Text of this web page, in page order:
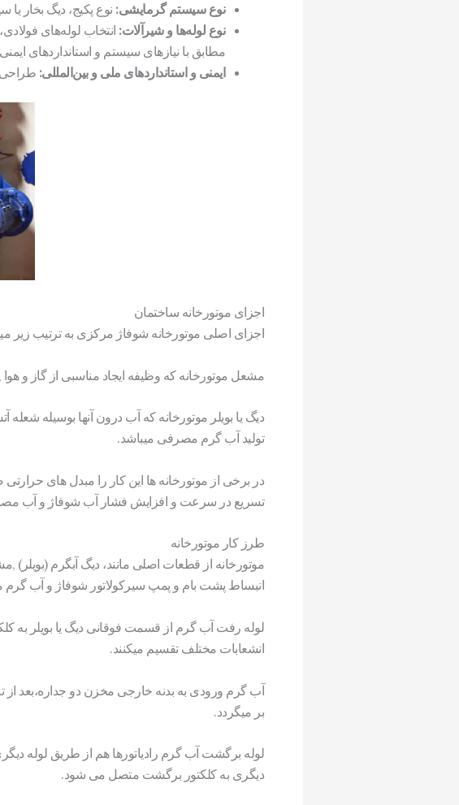
نوع سیستم گرمایشی: نوع پکیج، دیگ بخار
نوع لوله‌ها و شیرآلات: انتخاب لوله‌های
مطابق با نیازهای سیستم و استانداردهای
ایمنی و استانداردهای ملی و بین‌المللی: طراحی
اجزای موتورخانه ساختمان
اجزای اصلی موتورخانه شوفاژ مرکزی به ترتیب زیر
مشعل موتورخانه که وظیفه ایجاد مناسبی از گاز و هوا
دیگ یا بویلر موتورخانه که آب درون آنها بوسیله
تولید آب گرم مصرفی میباشد.
در برخی از موتورخانه ها این کار را مبدل های حرارتی
تسریع در سرعت و افزایش فشار آب شوفاژ و آب
طرز کار موتورخانه
موتورخانه از قطعات اصلی مانند، دیگ آبگرم (بویلر)
انبساط پشت بام و پمپ سیرکولاتور شوفاژ و آب
لوله رفت آب گرم از قسمت فوقانی دیگ یا بویلر به
انشعابات مختلف تقسیم میکنند.
آب گرم ورودی به بدنه خارجی مخزن دو جداره،بعد
بر میگردد.
لوله برگشت آب گرم رادیاتورها هم از طریق لوله
دیگری به کلکتور برگشت متصل می شود.